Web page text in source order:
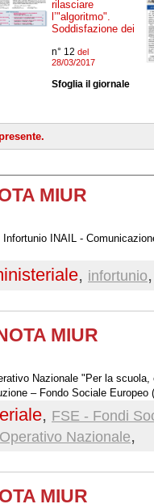
rilasciare
l’"algoritmo".
Soddisfazione dei
n° 12 del
28/03/2017
Sfoglia il giornale
MIUR
INAIL -
, infortunio,
MIUR
Nazionale "Per la
– Fondo Sociale Europeo
, FSE - Fondi
Nazionale,
MIUR